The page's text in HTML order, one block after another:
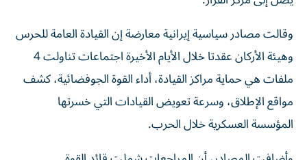
وهيئة الأركان عقدتا خلال الأيام الأخيرة اجتماعات تناولت 4
ملفات هي حماية مراكز القيادة، أداء القوة الجوفضائية، كشف
مواقع الإطلاق، وسرعة تعويض القيادات التي خسرتها
المؤسسة العسكرية خلال الحرب.
وأضافت المصادر، أن المراجعات شملت قائد القوة